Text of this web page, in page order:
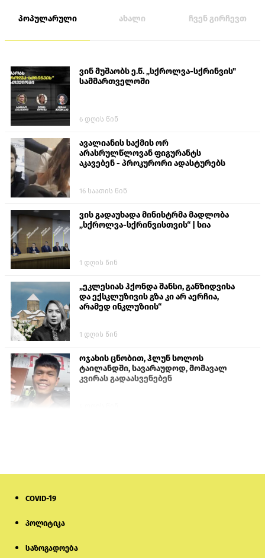
პოპულარული ახალი ჩვენ გირჩევთ
ვინ მუშაობს ე.წ. „სქროლვა-სქრინვის"
სამმართველოში
6 დღის წინ
ავალიანის საქმის ორ
არასრულწლოვან ფიგურანტს
აკავებენ - პროკურორი ადასტურებს
16 საათის წინ
ვის გადაუხადა მინისტრმა მადლობა
„სქროლვა-სქრინვისთვის“ | სია
1 დღის წინ
„ეკლესიას ჰქონდა შანსი, განზიდვისა
და ექსკლუზივის გზა კი არ აერჩია,
არამედ ინკლუზიის“
1 დღის წინ
ოჯახის ცნობით, ჰლუნ სოლოს
ტაილანდში, სავარაუდოდ, მომავალ
კვირას გადაასვენებენ
COVID-19
პოლიტიკა
საზოგადოება